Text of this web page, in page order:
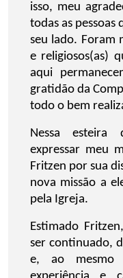
isso, meu
todas as pessoas
seu lado. Foram
e religiosos(as)
aqui
gratidão da
todo o bem
Nessa esteira
expressar meu
Fritzen por sua
nova missão a
pela Igreja.
Estimado
ser continuado,
e, ao mesmo